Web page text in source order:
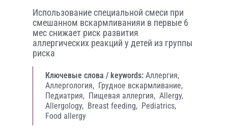
Использование специальной смеси при
смешанном вскармливанияи в первые 6
мес снижает риск развития
аллергических реакций у детей из группы
риска
Ключевые слова / keywords: Аллергия,
Аллергология, Грудное вскармливание,
Педиатрия, Пищевая аллергия, Allergy,
Allergology, Breast feeding, Pediatrics,
Food allergy